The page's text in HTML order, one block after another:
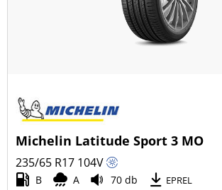
Michelin Latitude Sport 3 MO
235/65 R17 104V
B A 70 db EPREL